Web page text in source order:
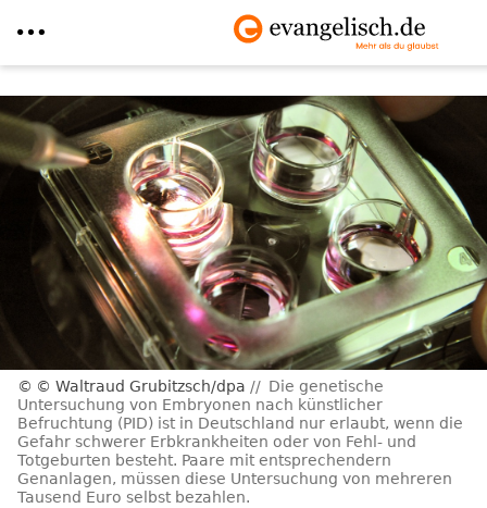
zum
Inhalt
© Waltraud Grubitzsch/dpa
Die genetische
Untersuchung von Embryonen nach künstlicher
Befruchtung (PID) ist in Deutschland nur erlaubt, wenn die
Gefahr schwerer Erbkrankheiten oder von Fehl- und
Totgeburten besteht. Paare mit entsprechendern
Genanlagen, müssen diese Untersuchung von mehreren
Tausend Euro selbst bezahlen.